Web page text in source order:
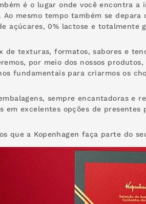
é o lugar onde você encontra a
Ao mesmo tempo também se
açúcares, 0% lactose e totalmente
de texturas, formatos, sabores e
por meio dos nossos
fundamentais para criarmos os
sempre encantadoras e
em excelentes opções de presentes
que a Kopenhagen faça parte do